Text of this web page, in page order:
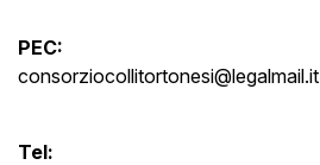
PEC:
consorziocollitortonesi@legalmail.it
Tel: